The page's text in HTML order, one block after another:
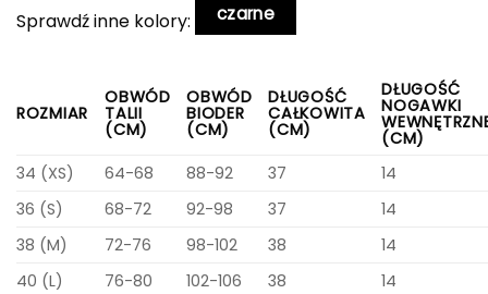
Sprawdź inne kolory: czarne
ROZMIAR
OBWÓD
TALII
(CM)
OBWÓD
BIODER
(CM)
DŁUGOŚĆ
CAŁKOWITA
(CM)
DŁUGOŚĆ
NOGAWKI
(CM)
34 (XS)
64-68 88-92 37
14
36 (S)
68-72 92-98 37
14
38 (M)
72-76 98-102 38
14
40 (L)
76-80 102-106 38 14